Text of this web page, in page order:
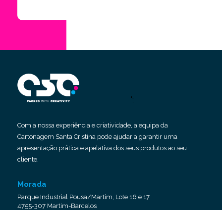
';
Com a nossa experiência e criatividade, a equipa da
Cartonagem Santa Cristina pode ajudar a garantir uma
apresentação prática e apelativa dos seus produtos ao seu
cliente.
Morada
Parque Industrial Pousa/Martim, Lote 16 e 17
4755-307 Martim-Barcelos